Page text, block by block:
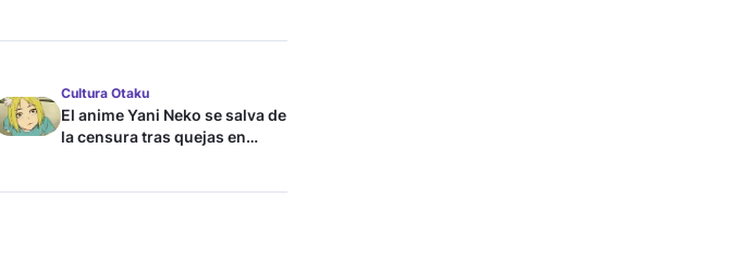
Cultura Otaku
El anime Yani Neko se salva de
la censura tras quejas en